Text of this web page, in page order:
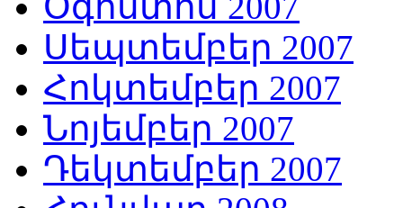
Սեպտեմբեր 2007
Հոկտեմբեր 2007
Նոյեմբեր 2007
Դեկտեմբեր 2007